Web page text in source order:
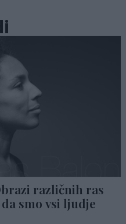
različnih ras
smo vsi ljudje